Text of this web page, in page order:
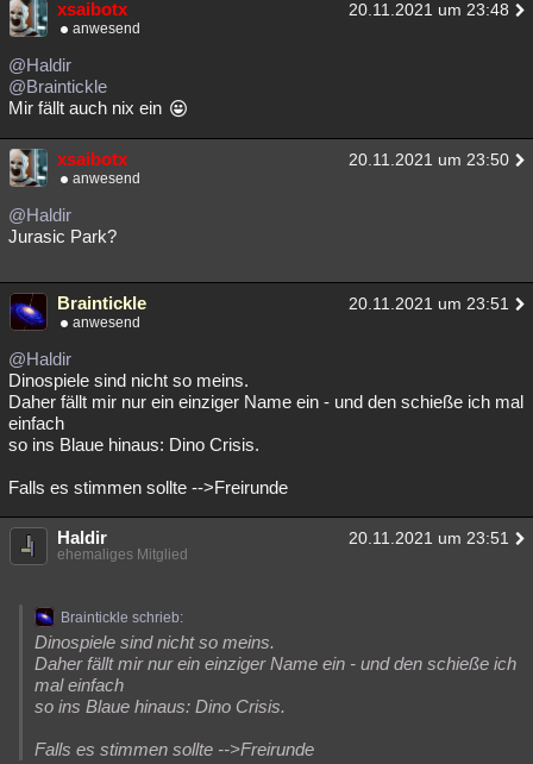
xsaibotx 20.11.2021 um 23:48
anwesend
@Haldir
@Braintickle
Mir fällt auch nix ein
xsaibotx 20.11.2021 um 23:50
anwesend
@Haldir
Jurasic Park?
Braintickle 20.11.2021 um 23:51
anwesend
@Haldir
Dinospiele sind nicht so meins.
Daher fällt mir nur ein einziger Name ein - und den schieße ich mal
einfach
so ins Blaue hinaus: Dino Crisis.
Falls es stimmen sollte -->Freirunde
Haldir 20.11.2021 um 23:51
ehemaliges Mitglied
Braintickle schrieb:
Dinospiele sind nicht so meins.
Daher fällt mir nur ein einziger Name ein - und den schieße ich
mal einfach
so ins Blaue hinaus: Dino Crisis.
Falls es stimmen sollte -->Freirunde